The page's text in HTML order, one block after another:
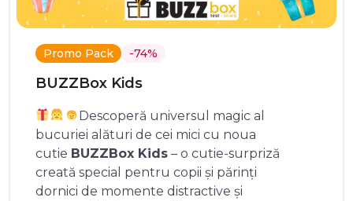
Promo Pack -74%
BUZZBox Kids
Descoperă universul magic al
bucuriei alături de cei mici cu noua
cutie BUZZBox Kids – o cutie-surpriză
creată special pentru copii și părinți
dornici de momente distractive și